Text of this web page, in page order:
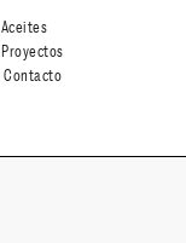
Aceites
Proyectos
Contacto